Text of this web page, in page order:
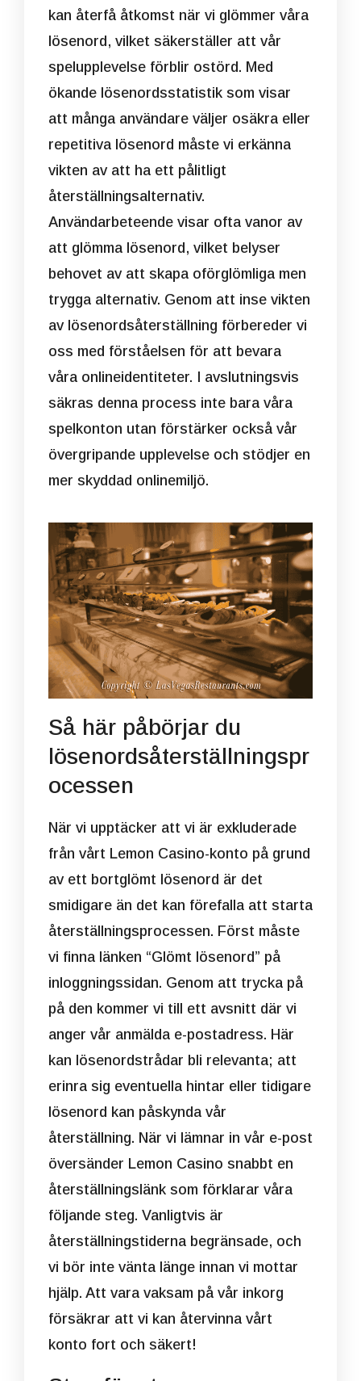
kan återfå åtkomst när vi glömmer våra
lösenord, vilket säkerställer att vår
spelupplevelse förblir ostörd. Med
ökande lösenordsstatistik som visar
att många användare väljer osäkra eller
repetitiva lösenord måste vi erkänna
vikten av att ha ett pålitligt
återställningsalternativ.
Användarbeteende visar ofta vanor av
att glömma lösenord, vilket belyser
behovet av att skapa oförglömliga men
trygga alternativ. Genom att inse vikten
av lösenordsåterställning förbereder vi
oss med förståelsen för att bevara
våra onlineidentiteter. I avslutningsvis
säkras denna process inte bara våra
spelkonton utan förstärker också vår
övergripande upplevelse och stödjer en
mer skyddad onlinemiljö.
Så här påbörjar du
lösenordsåterställningspr
ocessen
När vi upptäcker att vi är exkluderade
från vårt Lemon Casino-konto på grund
av ett bortglömt lösenord är det
smidigare än det kan förefalla att starta
återställningsprocessen. Först måste
vi finna länken “Glömt lösenord” på
inloggningssidan. Genom att trycka på
på den kommer vi till ett avsnitt där vi
anger vår anmälda e-postadress. Här
kan lösenordstrådar bli relevanta; att
erinra sig eventuella hintar eller tidigare
lösenord kan påskynda vår
återställning. När vi lämnar in vår e-post
översänder Lemon Casino snabbt en
återställningslänk som förklarar våra
följande steg. Vanligtvis är
återställningstiderna begränsade, och
vi bör inte vänta länge innan vi mottar
hjälp. Att vara vaksam på vår inkorg
försäkrar att vi kan återvinna vårt
konto fort och säkert!